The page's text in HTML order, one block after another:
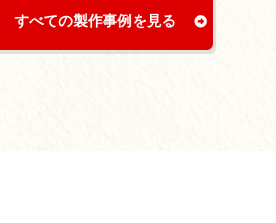
すべての製作事例を見る